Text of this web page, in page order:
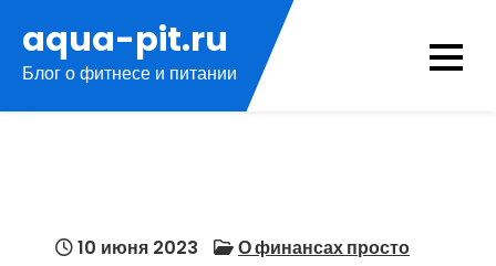
содержимому
aqua-pit.ru
Блог о фитнесе и питании
10 июня 2023 О финансах просто